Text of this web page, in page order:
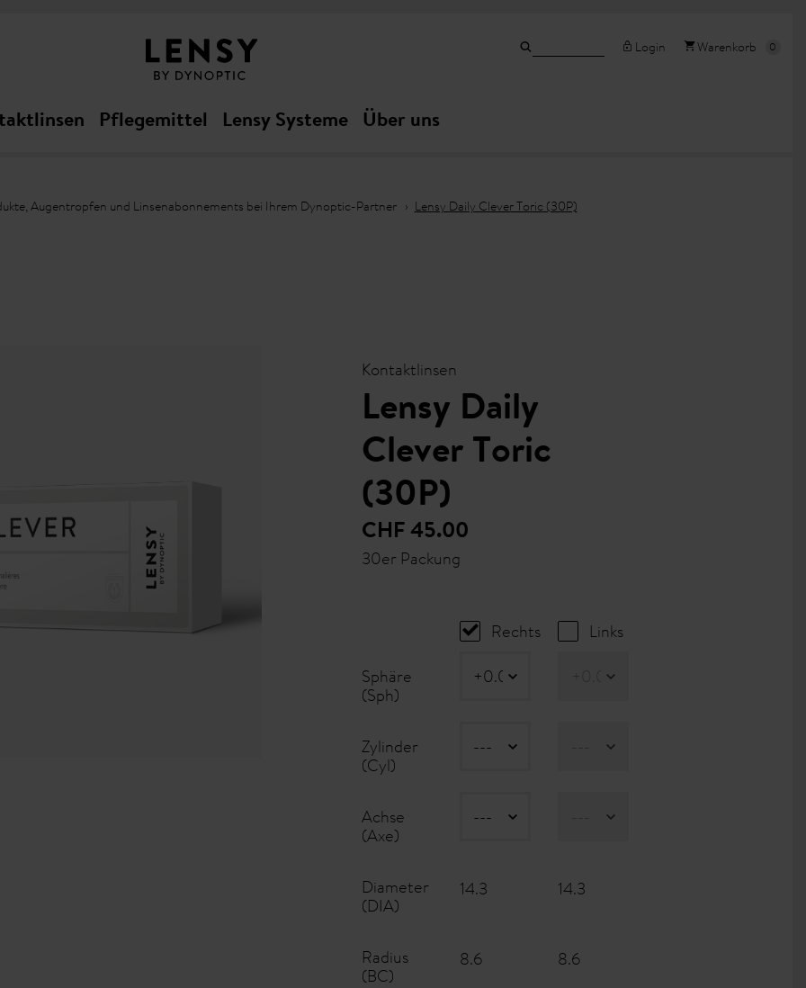
Pflegemittel Lensy Systeme Über uns
Login Warenkorb
Augentropfen und Linsenabonnements bei Ihrem Dynoptic-Partner Lensy Daily Clever Toric (30P)
Kontaktlinsen
Lensy Daily
Clever Toric
(30P)
CHF 45.00
30er Packung
Rechts
Links
Sphäre
(Sph)
Zylinder
(Cyl)
Achse
(Axe)
Diameter
(DIA)
14.3 14.3
Radius
(BC)
8.6 8.6